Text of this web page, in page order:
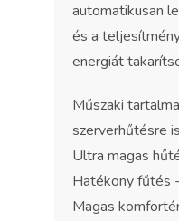
automatikusan
és a
energiát
Műszaki
szerverhűtésre is
Ultra magas
Hatékony fűtés
Magas